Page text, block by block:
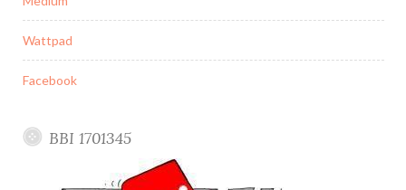
Wattpad
Facebook
BBI 1701345